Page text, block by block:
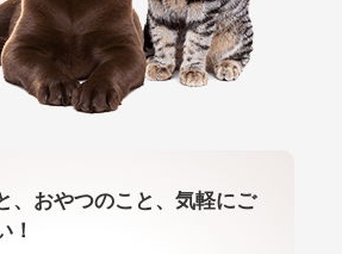
、おやつのこと、気軽にご
！